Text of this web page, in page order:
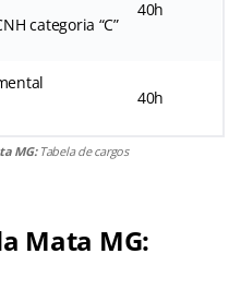
categoria “C”
40h
40h
MG: Tabela de cargos
Mata MG: